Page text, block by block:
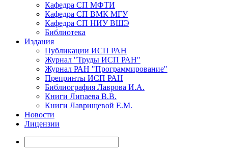
Кафедра СП МФТИ
Кафедра СП ВМК МГУ
Кафедра СП НИУ ВШЭ
Библиотека
Издания
Публикации ИСП РАН
Журнал "Труды ИСП РАН"
Журнал РАН "Программирование"
Препринты ИСП РАН
Библиография Лаврова И.А.
Книги Липаева В.В.
Книги Лаврищевой Е.М.
Новости
Лицензии